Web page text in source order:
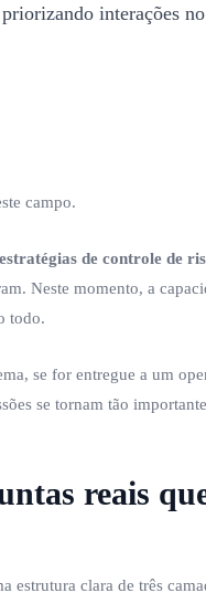
interações
campo.
de controle de
Neste momento, a
todo.
se for entregue a um
se tornam tão
reais
estrutura clara de três